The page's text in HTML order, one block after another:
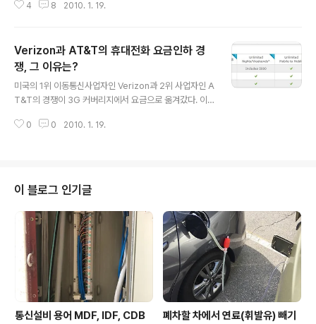
으로 다시 소개되었다. Motoroi는 국내에 처음 발매될 A
이후 이렇다할 히트작을 내놓지 못한 Motorola의 스마트
폰 제품이라는 점을 눈여겨 봐야 한다. Droid가 아니라 M
otoroi라는 이름으로, 그것도 완전히 다른 디자인으로 나
왔다는 것은 새로운 Android폰으로 봐야할 것이다. Mot
든 Android라는 뉘앙스를 전달하기엔 ..
4 8 2010. 1. 19.
Verizon과 AT&T의 휴대전화 요금인하 경
쟁, 그 이유는?
미국의 1위 이동통신사업자인 Verizon과 2위 사업자인 A
T&T의 경쟁이 3G 커버리지에서 요금으로 옮겨갔다. 이
1/24 - 자존심을 건 AT&T와 Verizon의 광고 전쟁, Ma
를 포함하면 무제한 음성통화와 데이터요금제가 월 100
달러면 된다. 여기에 20 달러를 추가하면 문자메시지까지
무제한이다. Verizon의 발표가 있자 경쟁사인 AT&T 역
시 18일자로 Verizon과 동일한 수준으로 요금을 내렸다.
복잡한 요금제에서 Verizon처럼 450분..
0 0 2010. 1. 19.
이 블로그 인기글
통신설비 용어 MDF, IDF, CDB
폐차할 차에서 연료(휘발유) 빼기